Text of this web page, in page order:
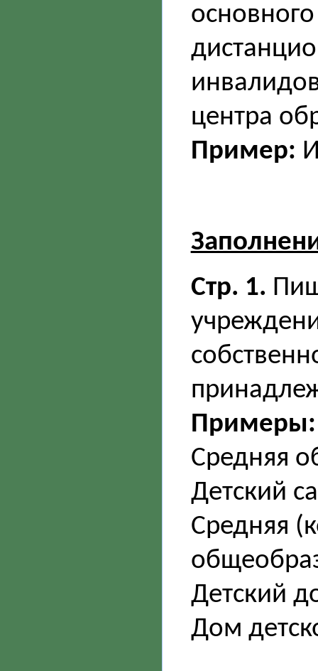
центра
Пример:
Стр. 1.
Примеры:
Средняя
Детский
Средняя
Детский
Дом